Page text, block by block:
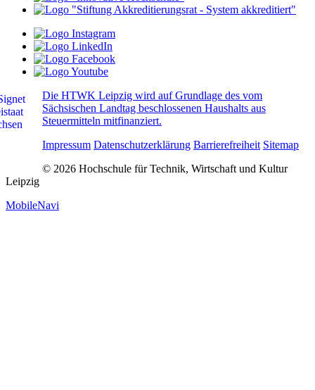
Die HTWK Leipzig wird auf Grundlage des vom
Sächsischen Landtag beschlossenen Haushalts aus
Steuermitteln mitfinanziert.
Impressum Datenschutzerklärung Barrierefreiheit Sitemap
© 2026 Hochschule für Technik, Wirtschaft und Kultur
Leipzig
MobileNavi